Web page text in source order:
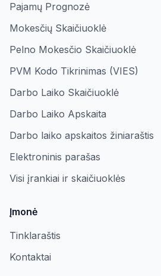
Pajamų Prognozė
Mokesčių Skaičiuoklė
Pelno Mokesčio Skaičiuoklė
PVM Kodo Tikrinimas (VIES)
Darbo Laiko Skaičiuoklė
Darbo Laiko Apskaita
Darbo laiko apskaitos žiniaraštis
Elektroninis parašas
Visi įrankiai ir skaičiuoklės
Įmonė
Tinklaraštis
Kontaktai